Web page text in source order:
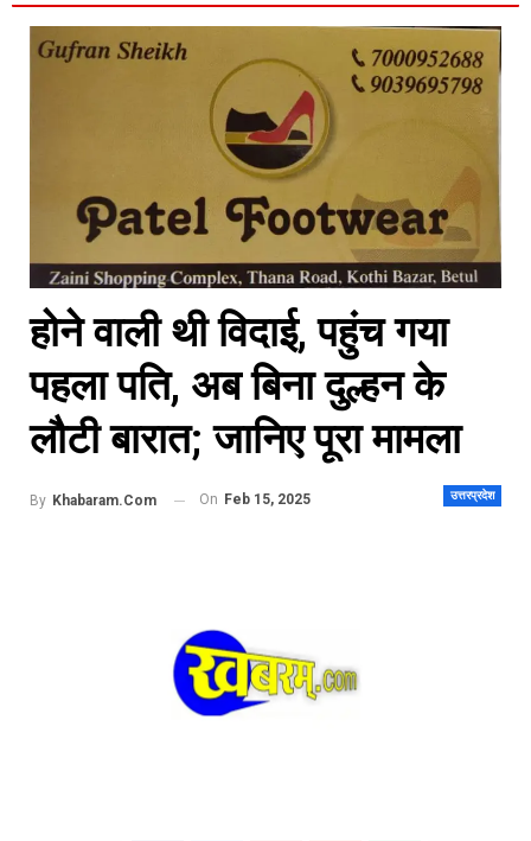
होने वाली थी विदाई, पहुंच गया
पहला पति, अब बिना दुल्हन के
लौटी बारात; जानिए पूरा मामला
उत्तरप्रदेश
By Khabaram.Com On Feb 15, 2025